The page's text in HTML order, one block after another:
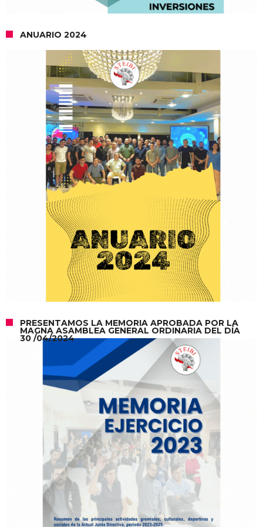
ANUARIO 2024
PRESENTAMOS LA MEMORIA APROBADA POR LA
MAGNA ASAMBLEA GENERAL ORDINARIA DEL DÍA
30 /04/2024